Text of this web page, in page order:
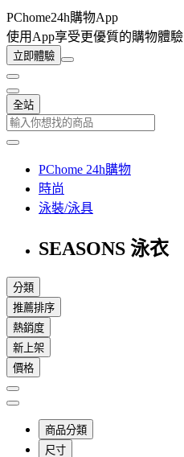
PChome24h購物App
使用App享受更優質的購物體驗
立即體驗
全站
PChome 24h購物
時尚
泳裝/泳具
SEASONS 泳衣
分類
推薦排序
熱銷度
新上架
價格
商品分類
尺寸